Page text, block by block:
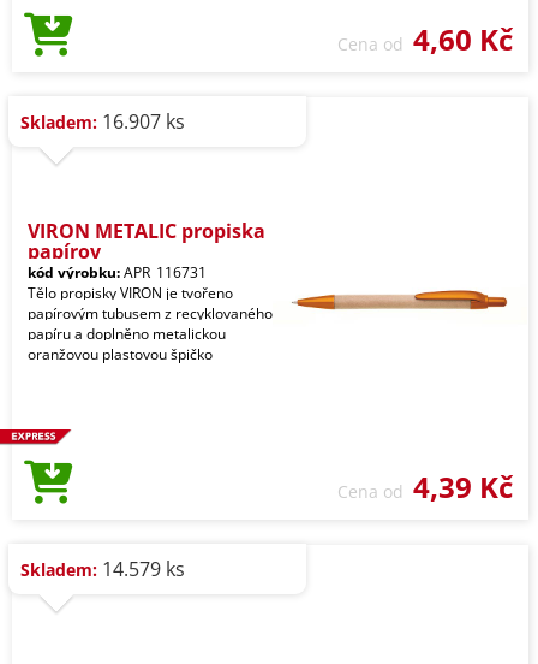
Cena od 4,60 Kč
Skladem: 16.907 ks
VIRON METALIC propiska
papírov
kód výrobku:APR_116731
Tělo propisky VIRON je tvořeno
papírovým tubusem z recyklovaného
papíru a doplněno metalickou
oranžovou plastovou špičko
Cena od 4,39 Kč
Skladem: 14.579 ks